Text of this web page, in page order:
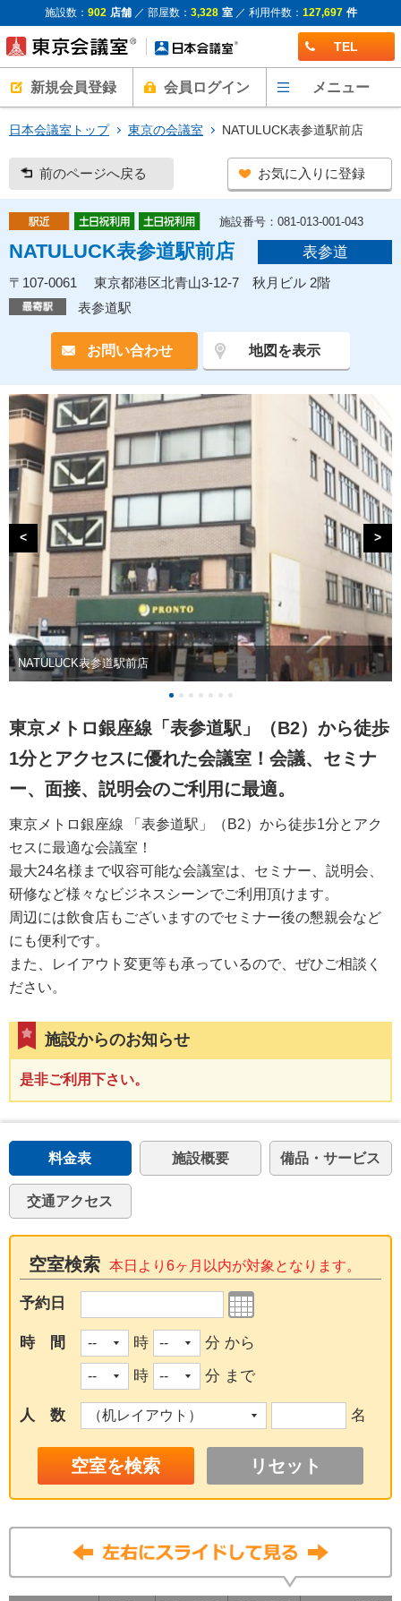
施設数： 902 店舗／ 部屋数： 3,328 室／ 利用件数： 127,697 件
TEL
新規会員登録 会員ログイン メニュー
日本会議室トップ 東京の会議室 NATULUCK表参道駅前店
前のページへ戻る お気に入りに登録
施設番号：081-013-001-043
NATULUCK表参道駅前店 表参道
〒107-0061 東京都港区北青山3-12-7 秋月ビル 2階
表参道駅
お問い合わせ 地図を表示
NATULUCK表参道駅前店
< >
東京メトロ銀座線「表参道駅」（B2）から徒歩
1分とアクセスに優れた会議室！会議、セミナ
ー、面接、説明会のご利用に最適。
東京メトロ銀座線 「表参道駅」（B2）から徒歩1分とアク
セスに最適な会議室！
最大24名様まで収容可能な会議室は、セミナー、説明会、
研修など様々なビジネスシーンでご利用頂けます。
周辺には飲食店もございますのでセミナー後の懇親会など
にも便利です。
また、レイアウト変更等も承っているので、ぜひご相談く
ださい。
施設からのお知らせ
是非ご利用下さい。
料金表 施設概要 備品・サービス
交通アクセス
空室検索 本日より6ヶ月以内が対象となります。
予約日
時 間 時
分 から
時
分 まで
人 数 名
リセット